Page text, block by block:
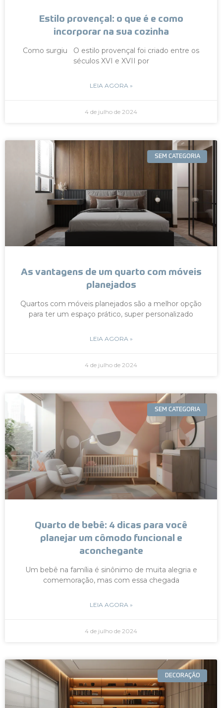
Estilo provençal: o que é e como
incorporar na sua cozinha
Como surgiu O estilo provençal foi criado entre os
séculos XVI e XVII por
LEIA AGORA »
4 de julho de 2024
SEM CATEGORIA
As vantagens de um quarto com móveis
planejados
Quartos com móveis planejados são a melhor opção
para ter um espaço prático, super personalizado
LEIA AGORA »
4 de julho de 2024
SEM CATEGORIA
Quarto de bebê: 4 dicas para você
planejar um cômodo funcional e
aconchegante
Um bebê na família é sinônimo de muita alegria e
comemoração, mas com essa chegada
LEIA AGORA »
4 de julho de 2024
DECORAÇÃO